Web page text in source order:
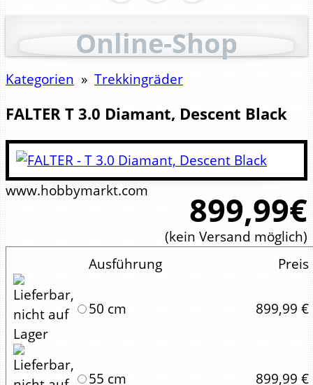
Online-Shop
Kategorien » Trekkingräder
FALTERT 3.0 Diamant, Descent Black
www.hobbymarkt.com 899,99€
(kein Versand möglich)
Ausführung
Preis
50 cm 899,99 €
55 cm 899,99 €